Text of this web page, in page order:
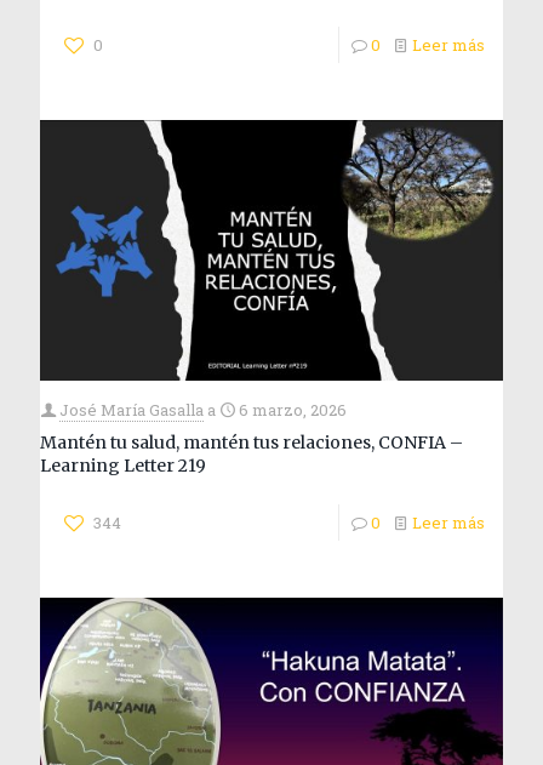
0 0 Leer más
José María Gasalla a
6 marzo, 2026
Mantén tu salud, mantén tus relaciones, CONFIA –
Learning Letter 219
344 0 Leer más